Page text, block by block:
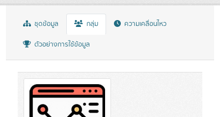
ชุดข้อมูล กลุ่ม ความเคลื่อนไหว
ตัวอย่างการใช้ข้อมูล